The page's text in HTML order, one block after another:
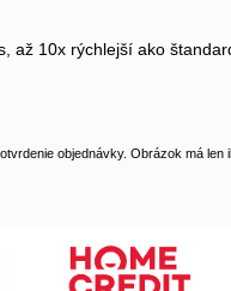
až 10x rýchlejší ako
objednávky. Obrázok má len